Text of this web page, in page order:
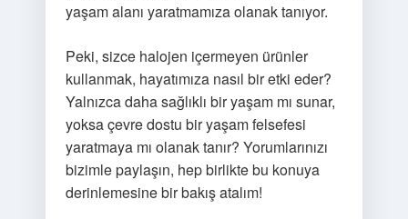
yaşam alanı yaratmamıza olanak tanıyor.
Peki, sizce halojen içermeyen ürünler
kullanmak, hayatımıza nasıl bir etki eder?
Yalnızca daha sağlıklı bir yaşam mı sunar,
yoksa çevre dostu bir yaşam felsefesi
yaratmaya mı olanak tanır? Yorumlarınızı
bizimle paylaşın, hep birlikte bu konuya
derinlemesine bir bakış atalım!